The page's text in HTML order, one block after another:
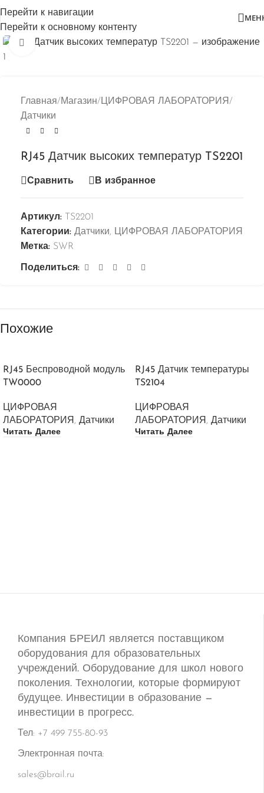
Перейти к навигации
Перейти к основному контенту
Нажмите, чтобы увеличить
Главная/ Магазин/ЦИФРОВАЯ ЛАБОРАТОРИЯ/
Датчики
RJ45 Датчик высоких температур TS2201
Сравнить В избранное
Артикул:
TS2201
Категории: Датчики, ЦИФРОВАЯ ЛАБОРАТОРИЯ
Метка: SWR
Поделиться:
Похожие
RJ45 Беспроводной модуль
TW0000
ЦИФРОВАЯ
ЛАБОРАТОРИЯ , Датчики
Читать Далее
RJ45 Датчик температуры
TS2104
ЦИФРОВАЯ
ЛАБОРАТОРИЯ , Датчики
Читать Далее
Компания БРЕИЛ является поставщиком
оборудования для образовательных
учреждений. Оборудование для школ нового
поколения. Технологии, которые формируют
будущее. Инвестиции в образование —
инвестиции в прогресс.
Тел: +7 499 755-80-93
Электронная почта:
sales@brail.ru